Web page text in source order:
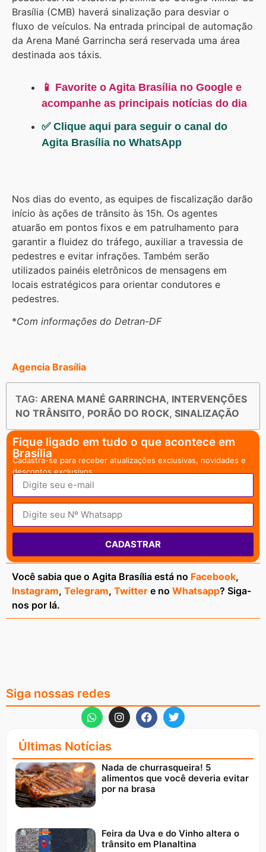
Brasília (CMB) haverá sinalização para desviar o
fluxo de veículos. Na entrada principal de automação
da Arena Mané Garrincha será reservada uma área
destinada aos táxis.
📱 Favorite o Agita Brasília no Google e
acompanhe as principais notícias do dia
✅ Clique aqui para seguir o canal do
Agita Brasília no WhatsApp
Nos dias do evento, as equipes de fiscalização darão
início às ações de trânsito às 15h. Os agentes
atuarão em pontos fixos e em patrulhamento para
garantir a fluidez do tráfego, auxiliar a travessia de
pedestres e evitar infrações. Também serão
utilizados painéis eletrônicos de mensagens em
locais estratégicos para orientar condutores e
pedestres.
*Com informações do Detran-DF
Agencia Brasília
TAG: ARENA MANÉ GARRINCHA, INTERVENÇÕES
NO TRÂNSITO, PORÃO DO ROCK, SINALIZAÇÃO
Fique ligado em tudo o que acontece em
Brasília
Cadastra-se para receber atualizações exclusivas, novidades e
descontos exclusivos.
CADASTRAR
Você sabia que o Agita Brasília está no Facebook,
Instagram, Telegram, Twitter e no Whatsapp? Siga-
nos por lá.
Siga nossas redes
Últimas Notícias
Nada de churrasqueira! 5
alimentos que você deveria evitar
por na brasa
Feira da Uva e do Vinho altera o
trânsito em Planaltina